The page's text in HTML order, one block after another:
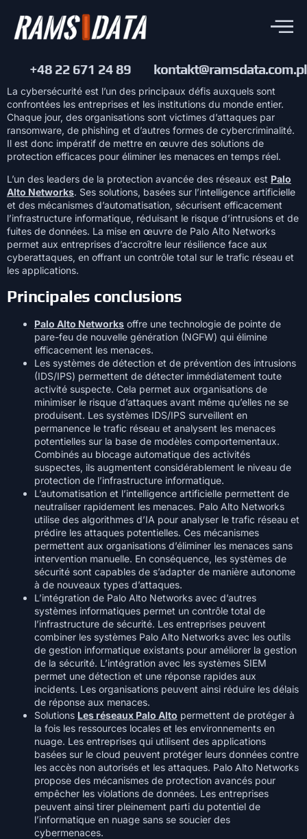
+48 22 671 24 89 kontakt@ramsdata.com.pl
La cybersécurité est l’un des principaux défis auxquels sont
confrontées les entreprises et les institutions du monde entier.
Chaque jour, des organisations sont victimes d’attaques par
ransomware, de phishing et d’autres formes de cybercriminalité.
Il est donc impératif de mettre en œuvre des solutions de
protection efficaces pour éliminer les menaces en temps réel.
L’un des leaders de la protection avancée des réseaux est Palo
Alto Networks. Ses solutions, basées sur l’intelligence artificielle
et des mécanismes d’automatisation, sécurisent efficacement
l’infrastructure informatique, réduisant le risque d’intrusions et de
fuites de données. La mise en œuvre de Palo Alto Networks
permet aux entreprises d’accroître leur résilience face aux
cyberattaques, en offrant un contrôle total sur le trafic réseau et
les applications.
Principales conclusions
Palo Alto Networks offre une technologie de pointe de
pare-feu de nouvelle génération (NGFW) qui élimine
efficacement les menaces.
Les systèmes de détection et de prévention des intrusions
(IDS/IPS) permettent de détecter immédiatement toute
activité suspecte. Cela permet aux organisations de
minimiser le risque d’attaques avant même qu’elles ne se
produisent. Les systèmes IDS/IPS surveillent en
permanence le trafic réseau et analysent les menaces
potentielles sur la base de modèles comportementaux.
Combinés au blocage automatique des activités
suspectes, ils augmentent considérablement le niveau de
protection de l’infrastructure informatique.
L’automatisation et l’intelligence artificielle permettent de
neutraliser rapidement les menaces. Palo Alto Networks
utilise des algorithmes d’IA pour analyser le trafic réseau et
prédire les attaques potentielles. Ces mécanismes
permettent aux organisations d’éliminer les menaces sans
intervention manuelle. En conséquence, les systèmes de
sécurité sont capables de s’adapter de manière autonome
à de nouveaux types d’attaques.
L’intégration de Palo Alto Networks avec d’autres
systèmes informatiques permet un contrôle total de
l’infrastructure de sécurité. Les entreprises peuvent
combiner les systèmes Palo Alto Networks avec les outils
de gestion informatique existants pour améliorer la gestion
de la sécurité. L’intégration avec les systèmes SIEM
permet une détection et une réponse rapides aux
incidents. Les organisations peuvent ainsi réduire les délais
de réponse aux menaces.
Solutions Les réseaux Palo Alto permettent de protéger à
la fois les ressources locales et les environnements en
nuage. Les entreprises qui utilisent des applications
basées sur le cloud peuvent protéger leurs données contre
les accès non autorisés et les attaques. Palo Alto Networks
propose des mécanismes de protection avancés pour
empêcher les violations de données. Les entreprises
peuvent ainsi tirer pleinement parti du potentiel de
l’informatique en nuage sans se soucier des
cybermenaces.